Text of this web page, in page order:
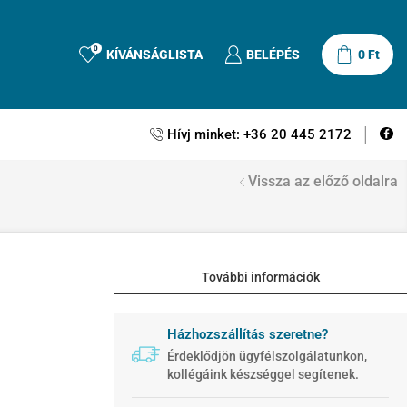
0 KÍVÁNSÁGLISTA BELÉPÉS 0Ft
Hívj minket: +36 20 445 2172
Vissza az előző oldalra
További információk
Házhozszállítás szeretne?
Érdeklődjön ügyfélszolgálatunkon,
kollégáink készséggel segítenek.